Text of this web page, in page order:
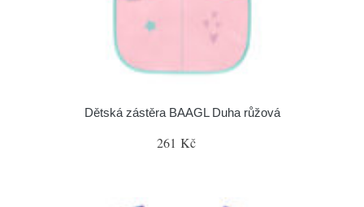
Dětská zástěra BAAGL Duha růžová
261 Kč